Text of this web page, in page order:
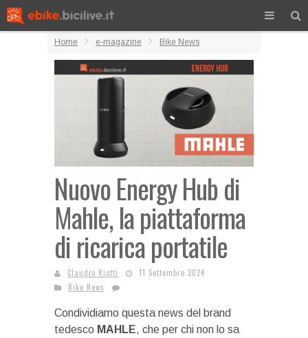
Home e-magazine Bike News
Nuovo Energy Hub di
Mahle, la piattaforma
di ricarica portatile
Claudio Riotti
11 Settembre 2024
Bike News
Condividiamo questa news del brand
tedesco MAHLE, che per chi non lo sa